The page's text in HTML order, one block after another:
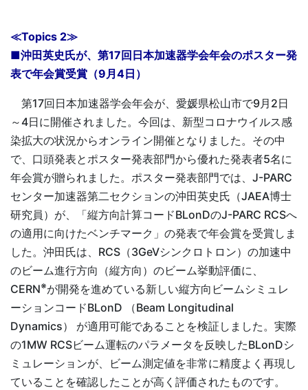
≪Topics 2≫
■沖田英史氏が、第17回日本加速器学会年会のポスター発
表で年会賞受賞（9月4日）
第17回日本加速器学会年会が、愛媛県松山市で9月2日
～4日に開催されました。今回は、新型コロナウイルス感
染拡大の状況からオンライン開催となりました。その中
で、口頭発表とポスター発表部門から優れた発表者5名に
年会賞が贈られました。ポスター発表部門では、J-PARC
センター加速器第二セクションの沖田英史氏（JAEA博士
研究員）が、「縦方向計算コードBLonDのJ-PARC RCSへ
の適用に向けたベンチマーク」の発表で年会賞を受賞しま
した。沖田氏は、RCS（3GeVシンクロトロン）の加速中
のビーム進行方向（縦方向）のビーム挙動評価に、
CERN※が開発を進めている新しい縦方向ビームシミュレ
ーションコードBLonD （Beam Longitudinal
Dynamics） が適用可能であることを検証しました。実際
の1MW RCSビーム運転のパラメータを反映したBLonDシ
ミュレーションが、ビーム測定値を非常に精度よく再現し
ていることを確認したことが高く評価されたものです。